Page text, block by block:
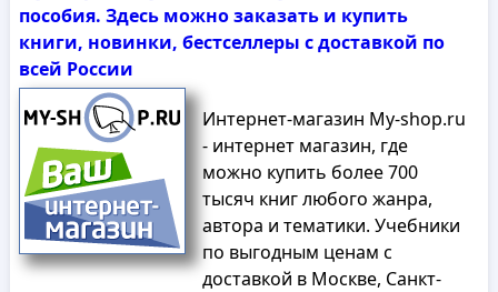
пособия. Здесь можно заказать и купить
книги, новинки, бестселлеры с доставкой по
всей России
Интернет-магазин My-shop.ru
- интернет магазин, где
можно купить более 700
тысяч книг любого жанра,
автора и тематики. Учебники
по выгодным ценам с
доставкой в Москве, Санкт-